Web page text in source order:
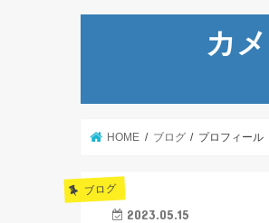
カ
HOME ブログ プロフィール
ブログ
2023.05.15